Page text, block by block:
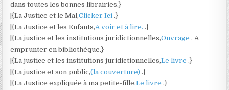
dans toutes les bonnes librairies.}
|{La Justice et le Mal,Clicker Ici.}
|{La Justice et les Enfants,A voir et à lire..}
|{La justice et les institutions juridictionnelles,Ouvrage. A
emprunter en bibliothèque.}
|{La justice et les institutions juridictionnelles,Le livre.}
|{La justice et son public,(la couverture).}
|{La Justice expliquée à ma petite-fille,Le livre.}